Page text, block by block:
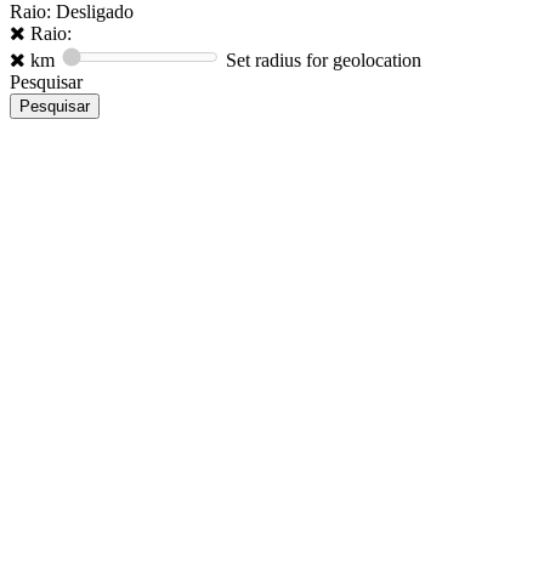
Raio: Desligado
Raio:
km
Set radius for geolocation
Pesquisar